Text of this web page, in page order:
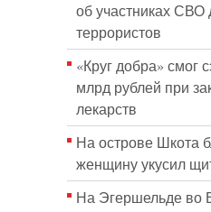
об участниках СВО
террористов
«Круг добра» смог
млрд рублей при
лекарств
На острове Шкота
женщину укусил
На Эгершельде во